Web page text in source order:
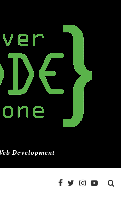
Development